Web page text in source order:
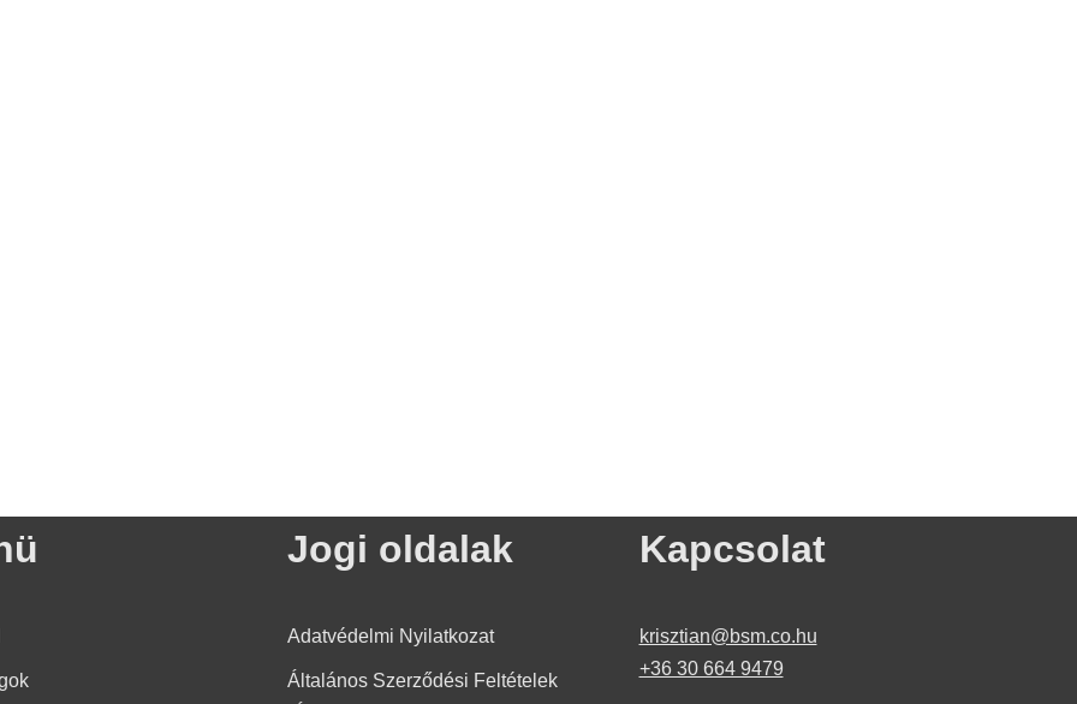
Jogi oldalak​
Adatvédelmi Nyilatkozat
Általános Szerződési Feltételek
Kapcsolat
krisztian@bsm.co.hu
+36 30 664 9479​